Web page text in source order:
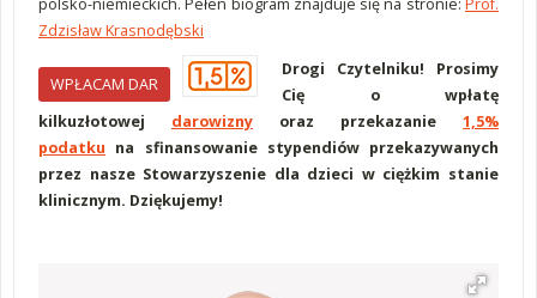
Zdzisław Krasnodębski
WPŁACAM DAR
Drogi Czytelniku! Prosimy
Cię o wpłatę
kilkuzłotowej darowizny oraz przekazanie 1,5%
podatku na sfinansowanie stypendiów przekazywanych
przez nasze Stowarzyszenie dla dzieci w ciężkim stanie
klinicznym. Dziękujemy!